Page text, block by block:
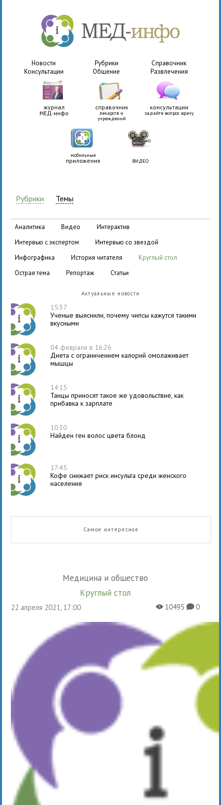
Новости Рубрики
Справочник
Консультации
Общение Развлечения
журнал
МЕД-инфо
справочник
лекарств и
учреждений
консультации
задайте вопрос врачу
мобильные
приложения ВИДЕО
Рубрики Темы
аналитика видео
интерактив
интервью с экспертом
интервью со звездой
инфографика
история читателя
круглый стол
острая тема
репортаж статьи
Актуальные новости
15:37
Ученые выяснили, почему чипсы кажутся такими
вкусными
04 февраля в 16:26
Диета с ограничением калорий омолаживает
мышцы
14:15
Танцы приносят такое же удовольствие, как
прибавка к зарплате
10:30
Найден ген волос цвета блонд
17:45
Кофе снижает риск инсульта среди женского
населения
Самое интересное
Медицина и общество
Круглый стол
22 апреля 2021, 17:00 X10495K0